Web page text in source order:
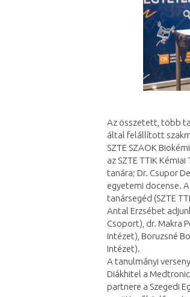
Az összetett, több
által felállított
SZTE SZAOK
az SZTE TTIK
tanára; Dr. Csupor
egyetemi docense.
tanársegéd (SZTE
Antal Erzsébet
Csoport), dr. Makra
Intézet), Boruzsné
Intézet).
A tanulmányi
Diákhitel a
partnere a Szegedi